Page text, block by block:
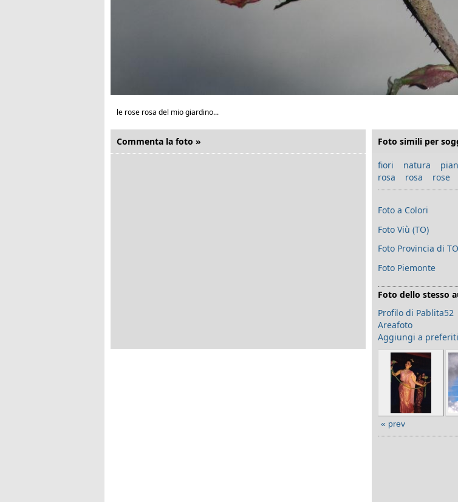
le rose rosa del mio giardino...
Commenta la foto » Foto simili per
fiori natura
rosa rosa
rose
Foto a Colori
Foto Viù (TO)
Foto Provincia di TO
Foto Piemonte
Foto dello stesso
Profilo di Pablita52
Areafoto
Aggiungi a preferiti
« prev